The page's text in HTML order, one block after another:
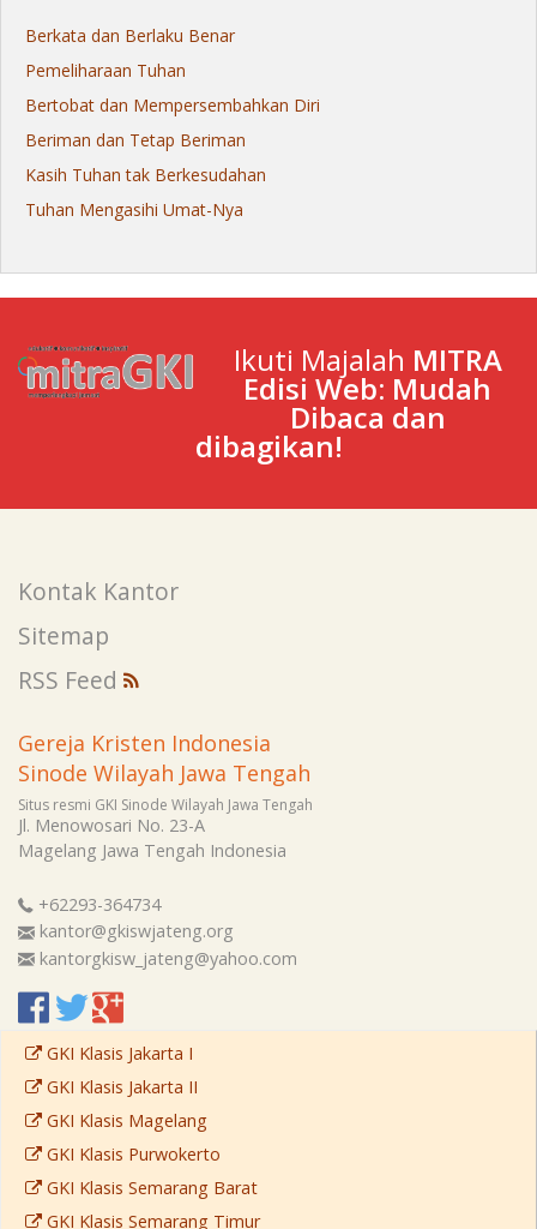
Berkata dan Berlaku Benar
Pemeliharaan Tuhan
Bertobat dan Mempersembahkan Diri
Beriman dan Tetap Beriman
Kasih Tuhan tak Berkesudahan
Tuhan Mengasihi Umat-Nya
Ikuti Majalah MITRA
Edisi Web: Mudah
Dibaca dan
dibagikan!
Kontak Kantor
Sitemap
RSS Feed
Gereja Kristen Indonesia
Sinode Wilayah Jawa Tengah
Situs resmi GKI Sinode Wilayah Jawa Tengah
Jl. Menowosari No. 23-A
Magelang Jawa Tengah Indonesia
+62293-364734
kantor@gkiswjateng.org
kantorgkisw_jateng@yahoo.com
GKI Klasis Jakarta I
GKI Klasis Jakarta II
GKI Klasis Magelang
GKI Klasis Purwokerto
GKI Klasis Semarang Barat
GKI Klasis Semarang Timur